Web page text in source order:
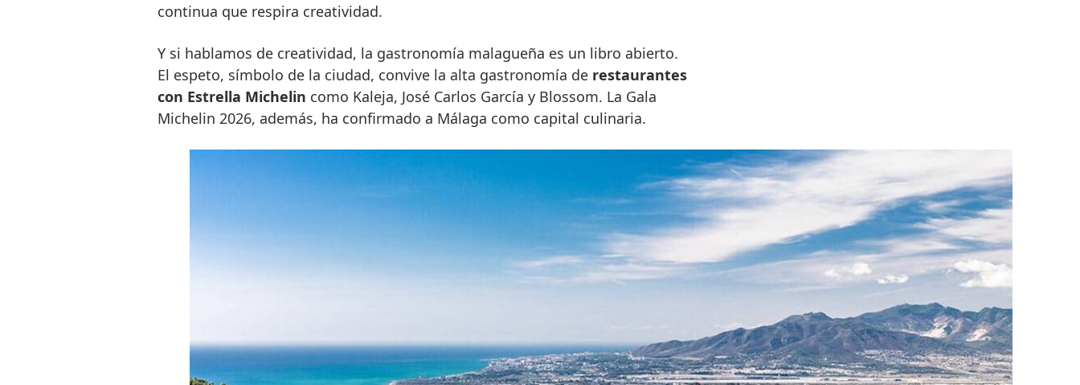
continua que respira creatividad.
Y si hablamos de creatividad, la gastronomía malagueña es un libro abierto.
El espeto, símbolo de la ciudad, convive la alta gastronomía de restaurantes
con Estrella Michelin como Kaleja, José Carlos García y Blossom. La Gala
Michelin 2026, además, ha confirmado a Málaga como capital culinaria.